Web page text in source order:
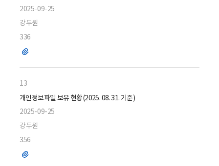
2025-09-25
강두원
336
파
13
개인정보파일 보유 현황(2025. 08. 31. 기준)
2025-09-25
강두원
356
파